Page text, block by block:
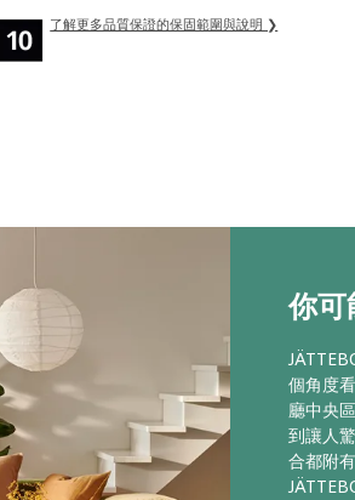
了解更多品質保證的保固範圍與說明 ❯
你可
個角度
廳中央
到讓人
合都附